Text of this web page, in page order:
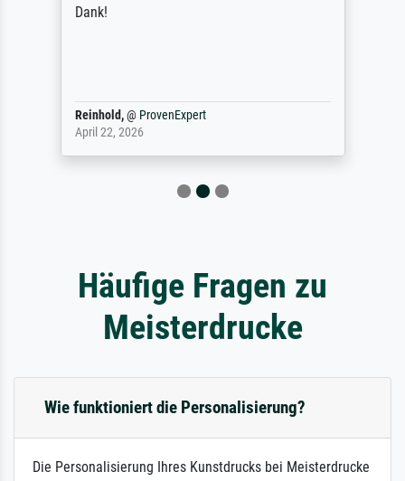
Dank!
Reinhold,@ ProvenExpert
April 22, 2026
Häufige Fragen zu
Meisterdrucke
Wie funktioniert die Personalisierung?
Die Personalisierung Ihres Kunstdrucks bei Meisterdrucke